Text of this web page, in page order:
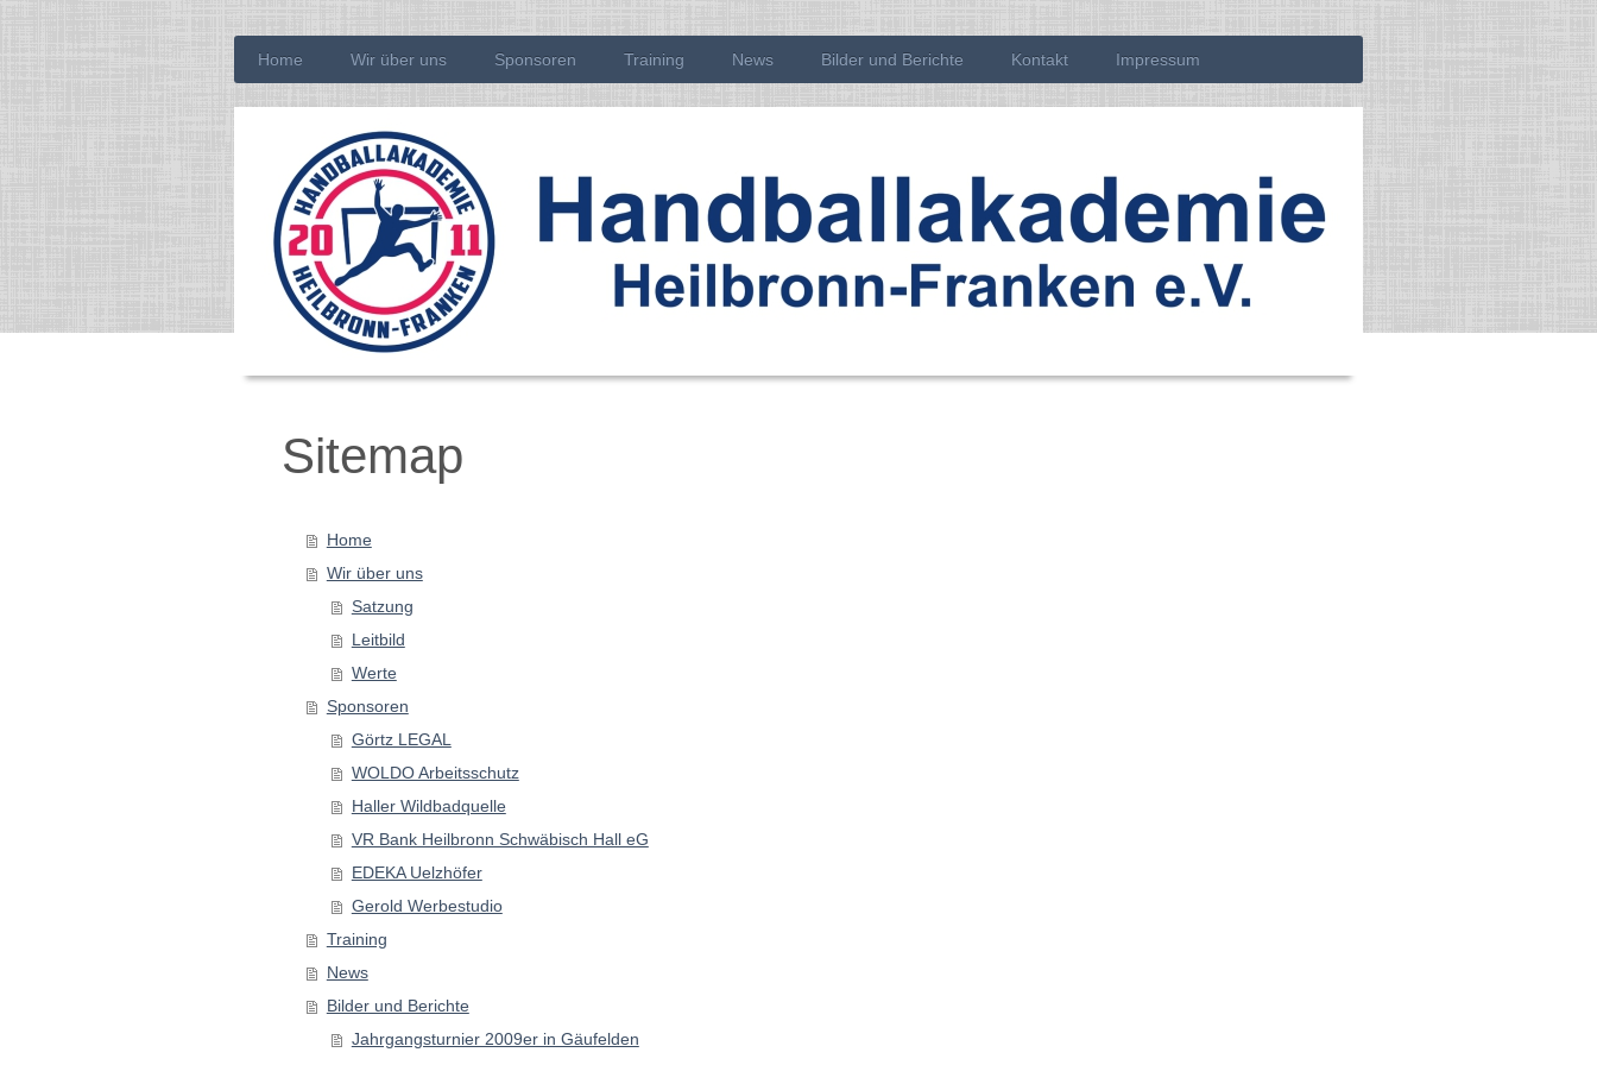
Home Wir über uns Sponsoren Training News Bilder und Berichte Kontakt Impressum
Sitemap
Home
Wir über uns
Satzung
Leitbild
Werte
Sponsoren
Görtz LEGAL
WOLDO Arbeitsschutz
Haller Wildbadquelle
VR Bank Heilbronn Schwäbisch Hall eG
EDEKA Uelzhöfer
Gerold Werbestudio
Training
News
Bilder und Berichte
Jahrgangsturnier 2009er in Gäufelden